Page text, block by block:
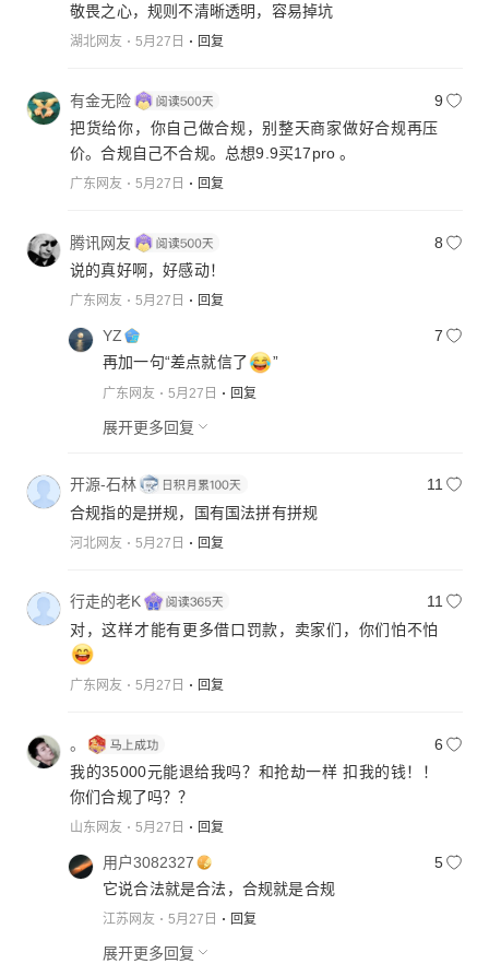
敬畏之心，规则不清晰透明，容易掉坑
湖北网友 5月27日 回复
有金无险
9
把货给你，你自己做合规，别整天商家做好合规再压
价。合规自己不合规。总想9.9买17pro 。
广东网友 5月27日 回复
腾讯网友
8
说的真好啊，好感动！
广东网友 5月27日 回复
YZ
7
再加一句“差点就信了
”
广东网友 5月27日 回复
展开更多回复
开源-石林
11
合规指的是拼规，国有国法拼有拼规
河北网友 5月27日 回复
行走的老K
11
对，这样才能有更多借口罚款，卖家们，你们怕不怕
广东网友 5月27日 回复
。
6
我的35000元能退给我吗？和抢劫一样 扣我的钱！！
你们合规了吗？？
山东网友 5月27日 回复
用户3082327
5
它说合法就是合法，合规就是合规
江苏网友 5月27日 回复
展开更多回复